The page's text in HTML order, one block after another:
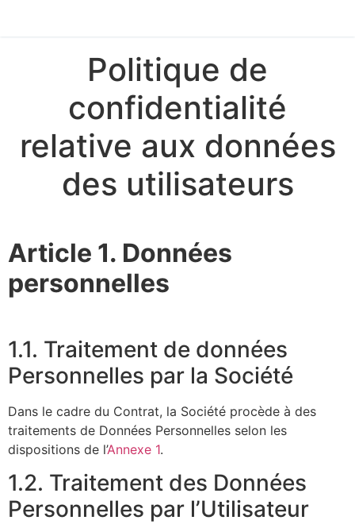
Politique de
confidentialité
relative aux données
des utilisateurs
Article 1. Données
personnelles
1.1. Traitement de données
Personnelles par la Société
Dans le cadre du Contrat, la Société procède à des
traitements de Données Personnelles selon les
dispositions de l’Annexe 1.
1.2. Traitement des Données
Personnelles par l’Utilisateur